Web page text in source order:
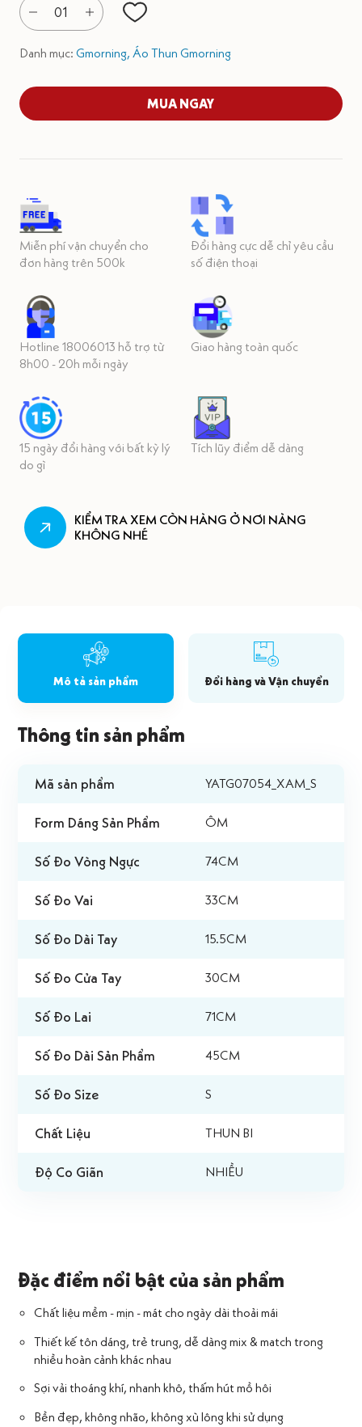
01
Danh mục: Gmorning, Áo Thun Gmorning
MUA NGAY
Miễn phí vận chuyển cho
đơn hàng trên 500k
Đổi hàng cực dễ chỉ yêu cầu
số điện thoại
Hotline 18006013 hỗ trợ từ
8h00 - 20h mỗi ngày
Giao hàng toàn quốc
15 ngày đổi hàng với bất kỳ lý
do gì
Tích lũy điểm dễ dàng
KIỂM TRA XEM CÒN HÀNG Ở NƠI NÀNG
KHÔNG NHÉ
Mô tả sản phẩm Đổi hàng và Vận chuyển
Thông tin sản phẩm
Mã sản phẩm YATG07054_XAM_S
Form Dáng Sản Phẩm ÔM
Số Đo Vòng Ngực 74CM
Số Đo Vai 33CM
Số Đo Dài Tay 15.5CM
Số Đo Cửa Tay 30CM
Số Đo Lai 71CM
Số Đo Dài Sản Phẩm 45CM
Số Đo Size S
Chất Liệu THUN BI
Độ Co Giãn NHIỀU
Đặc điểm nổi bật của sản phẩm
Chất liệu mềm - mịn - mát cho ngày dài thoải mái
Thiết kế tôn dáng, trẻ trung, dễ dàng mix & match trong
nhiều hoàn cảnh khác nhau
Sợi vải thoáng khí, nhanh khô, thấm hút mồ hôi
Bền đẹp, không nhão, không xù lông khi sử dụng